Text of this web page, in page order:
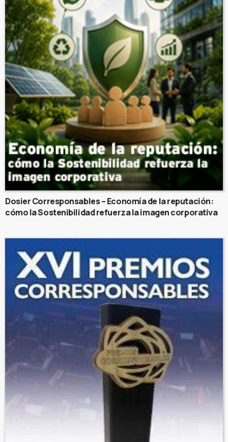
Dosier Corresponsables – Economía de la reputación:
cómo la Sostenibilidad refuerza la imagen corporativa